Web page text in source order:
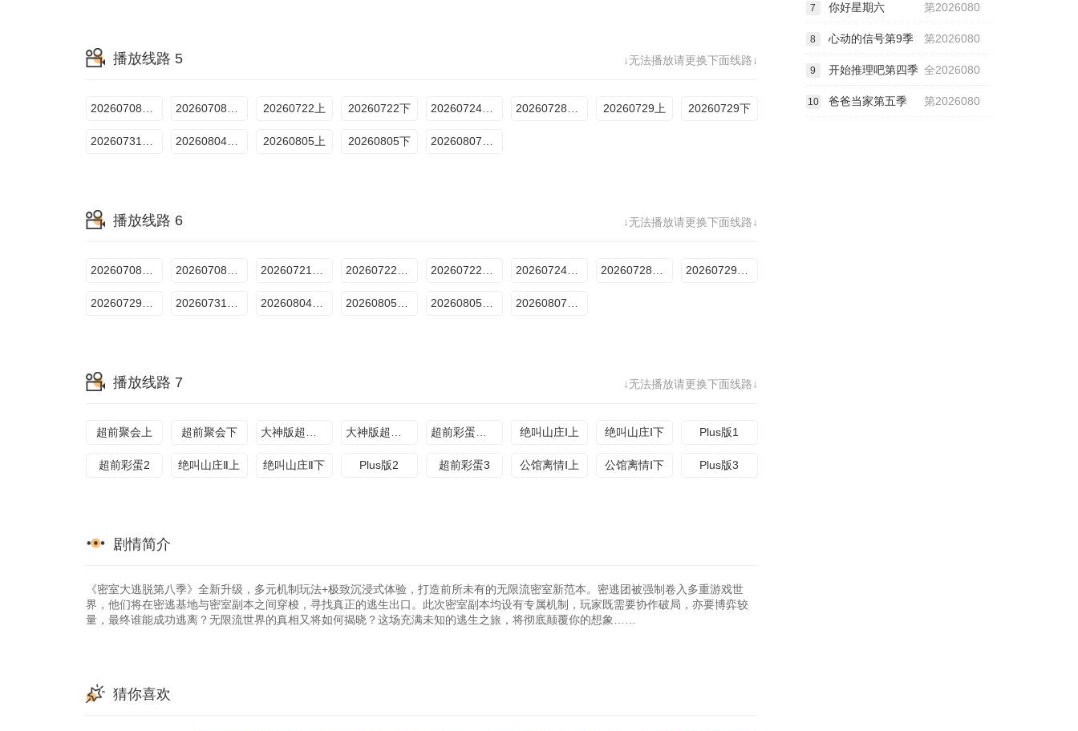
↓无法播放请更换下面线路↓
播放线路 5
20260722上 20260722下 20260724Plus 20260729上 20260729下
20260804超前彩蛋 20260805上 20260805下
↓无法播放请更换下面线路↓
播放线路 6
20260724Plus版
20260804超前彩蛋3 202608053期：公馆离情Ⅰ上 202608053期：公馆离情Ⅰ下
↓无法播放请更换下面线路↓
播放线路 7
超前聚会上 超前聚会下 绝叫山庄Ⅰ上 绝叫山庄Ⅰ下 Plus版1
超前彩蛋2 绝叫山庄Ⅱ上 绝叫山庄Ⅱ下 Plus版2 超前彩蛋3 公馆离情Ⅰ上 公馆离情Ⅰ下 Plus版3
剧情简介
《密室大逃脱第八季》全新升级，多元机制玩法+极致沉浸式体验，打造前所未有的无限流密室新范本。密逃团被强制卷入多重游戏世
界，他们将在密逃基地与密室副本之间穿梭，寻找真正的逃生出口。此次密室副本均设有专属机制，玩家既需要协作破局，亦要博弈较
量，最终谁能成功逃离？无限流世界的真相又将如何揭晓？这场充满未知的逃生之旅，将彻底颠覆你的想象……
猜你喜欢
第2026080
7 你好星期六
第2026080
8 心动的信号第9季
全2026080
9 开始推理吧第四季
第2026080
10 爸爸当家第五季